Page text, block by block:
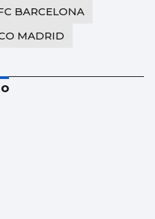
BARCELONA
MADRID